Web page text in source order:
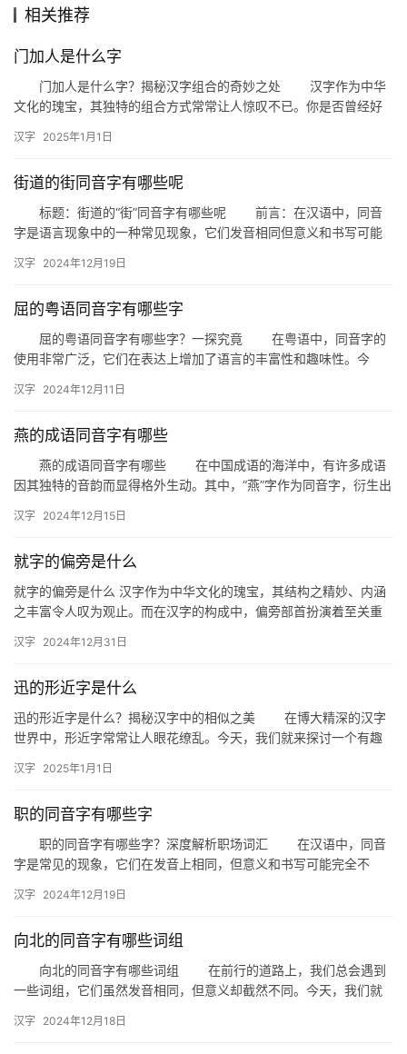
拼
相关推荐
门加人是什么字
门加人是什么字？揭秘汉字组合的奇妙之处 汉字作为中华
文化的瑰宝，其独特的组合方式常常让人惊叹不已。你是否曾经好
汉字 2025年1月1日
街道的街同音字有哪些呢
标题：街道的“街”同音字有哪些呢 前言：在汉语中，同音
字是语言现象中的一种常见现象，它们发音相同但意义和书写可能
汉字 2024年12月19日
屈的粤语同音字有哪些字
屈的粤语同音字有哪些字？一探究竟 在粤语中，同音字的
使用非常广泛，它们在表达上增加了语言的丰富性和趣味性。今
常…
汉字 2024年12月11日
燕的成语同音字有哪些
燕的成语同音字有哪些 在中国成语的海洋中，有许多成语
因其独特的音韵而显得格外生动。其中，“燕”字作为同音字，衍生出
汉字 2024年12月15日
就字的偏旁是什么
就字的偏旁是什么 汉字作为中华文化的瑰宝，其结构之精妙、内涵
之丰富令人叹为观止。而在汉字的构成中，偏旁部首扮演着至关重
及…
汉字 2024年12月31日
迅的形近字是什么
迅的形近字是什么？揭秘汉字中的相似之美 在博大精深的汉字
世界中，形近字常常让人眼花缭乱。今天，我们就来探讨一个有趣
提…
汉字 2025年1月1日
职的同音字有哪些字
职的同音字有哪些字？深度解析职场词汇 在汉语中，同音
字是常见的现象，它们在发音上相同，但意义和书写可能完全不
职…
汉字 2024年12月19日
向北的同音字有哪些词组
向北的同音字有哪些词组 在前行的道路上，我们总会遇到
一些词组，它们虽然发音相同，但意义却截然不同。今天，我们就
汉字 2024年12月18日